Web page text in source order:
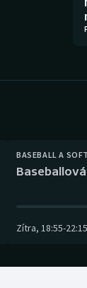
BASEBALL A
Zítra, 18:55-22:15